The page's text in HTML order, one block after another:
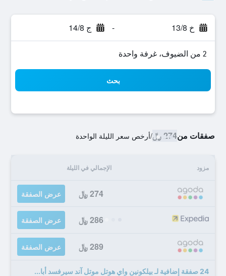
خ 13/8 - ج 14/8
2 من الضيوف، غرفة واحدة
بحث
صفقات من274 ﷼ /أرخص سعر الليلة الواحدة
مزود الإجمالي في الليلة
274 ﷼ عرض الصفقة
286 ﷼ عرض الصفقة
289 ﷼ عرض الصفقة
24 صفقة إضافية لـ بيلكونين واي هوتل موتل آند سيرفسد أبا...